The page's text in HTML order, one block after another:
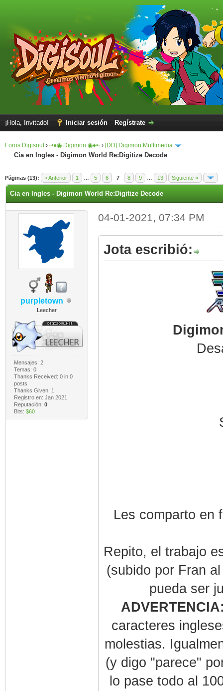
¡Hola, Invitado! Iniciar sesión Regístrate
Foros Digisoul › ◦•●◉ Digimon ◉●•◦ › [DD] Digimon Multimedia
Cia en Ingles - Digimon World Re:Digitize Decode
Páginas (13): « Anterior 1 5 6 7 8 9 13 Siguiente »
Cia en Ingles - Digimon World Re:Digitize Decode
purpletown
Leecher
Mensajes: 2
Temas: 0
Thanks Received: 0in 0
posts
Thanks Given: 1
Registro en: Jan 2021
Reputación: 0
Bits: $60
04-01-2021, 07:34 PM
Jota escribió:
Les comparto en
Repito, el trabajo
(subido por Fran
pueda ser
caracteres
molestias.
(y digo "parece"
lo pase todo al